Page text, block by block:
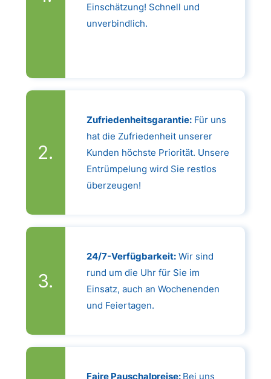
Einschätzung! Schnell und
unverbindlich.
Zufriedenheitsgarantie:Für uns
hat die Zufriedenheit unserer
Kunden höchste Priorität. Unsere
Entrümpelung wird Sie restlos
überzeugen!
24/7-Verfügbarkeit:Wir sind
rund um die Uhr für Sie im
Einsatz, auch an Wochenenden
und Feiertagen.
Faire Pauschalpreise: Bei uns